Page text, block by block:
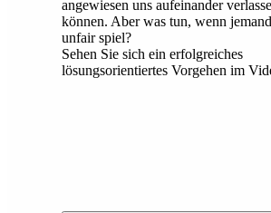
angewiesen uns aufeinander
können. Aber was tun, wenn
unfair spiel?
Sehen Sie sich ein erfolgreiches
lösungsorientiertes Vorgehen im